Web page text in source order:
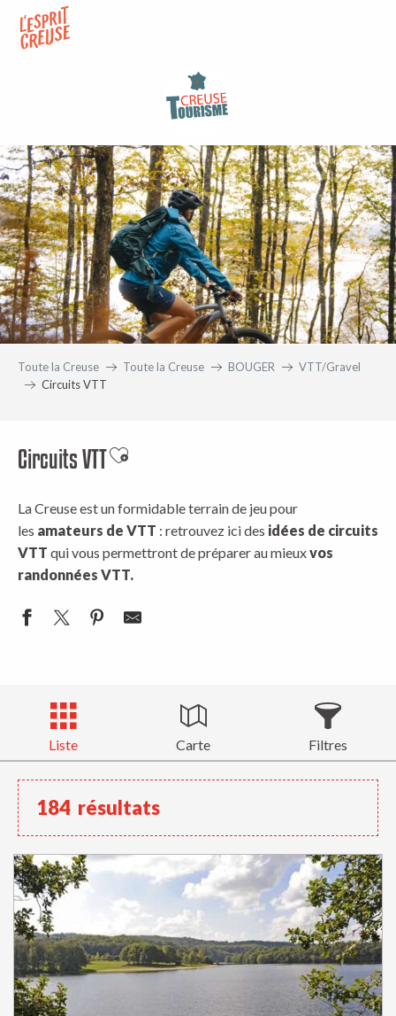
contenu
Toute la Creuse Toute la Creuse BOUGER
VTT/Gravel
Circuits VTT
Circuits VTTAjouter aux favoris
La Creuse est un formidable terrain de jeu pour
les amateurs de VTT : retrouvez ici des idées de circuits
VTT qui vous permettront de préparer au mieuxvos
randonnées VTT.
Liste Carte Filtres
184 résultats